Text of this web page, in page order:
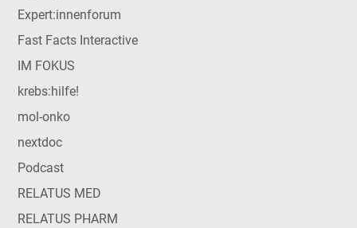
Expert:innenforum
Fast Facts Interactive
IM FOKUS
krebs:hilfe!
mol-onko
nextdoc
Podcast
RELATUS MED
RELATUS PHARM